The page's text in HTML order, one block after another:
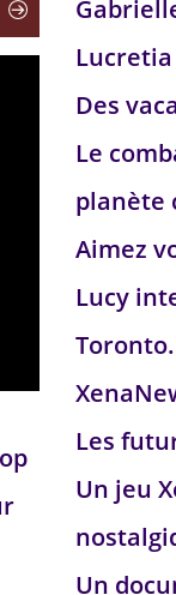
Des
Le
planète
Aimez
Lucy
Toronto.
Les
Un jeu
Un